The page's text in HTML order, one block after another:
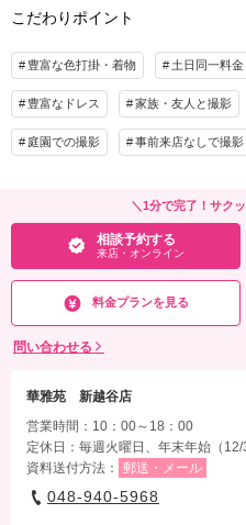
こだわりポイント
豊富な色打掛・着物 土日同一料金
豊富なドレス 家族・友人と撮影
庭園での撮影 事前来店なしで撮影
＼1分で完了！サク
相談予約する
来店・オンライン
料金プランを見る
問い合わせる
華雅苑 新越谷店
営業時間：10：00～18：00
定休日：毎週火曜日、年末年始（12/
資料送付方法：
郵送・メール
048-940-5968